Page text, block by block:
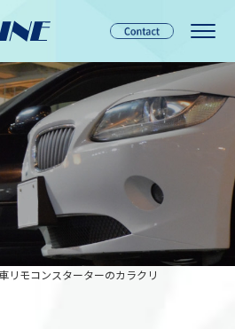
リモコンスターターのカラクリ